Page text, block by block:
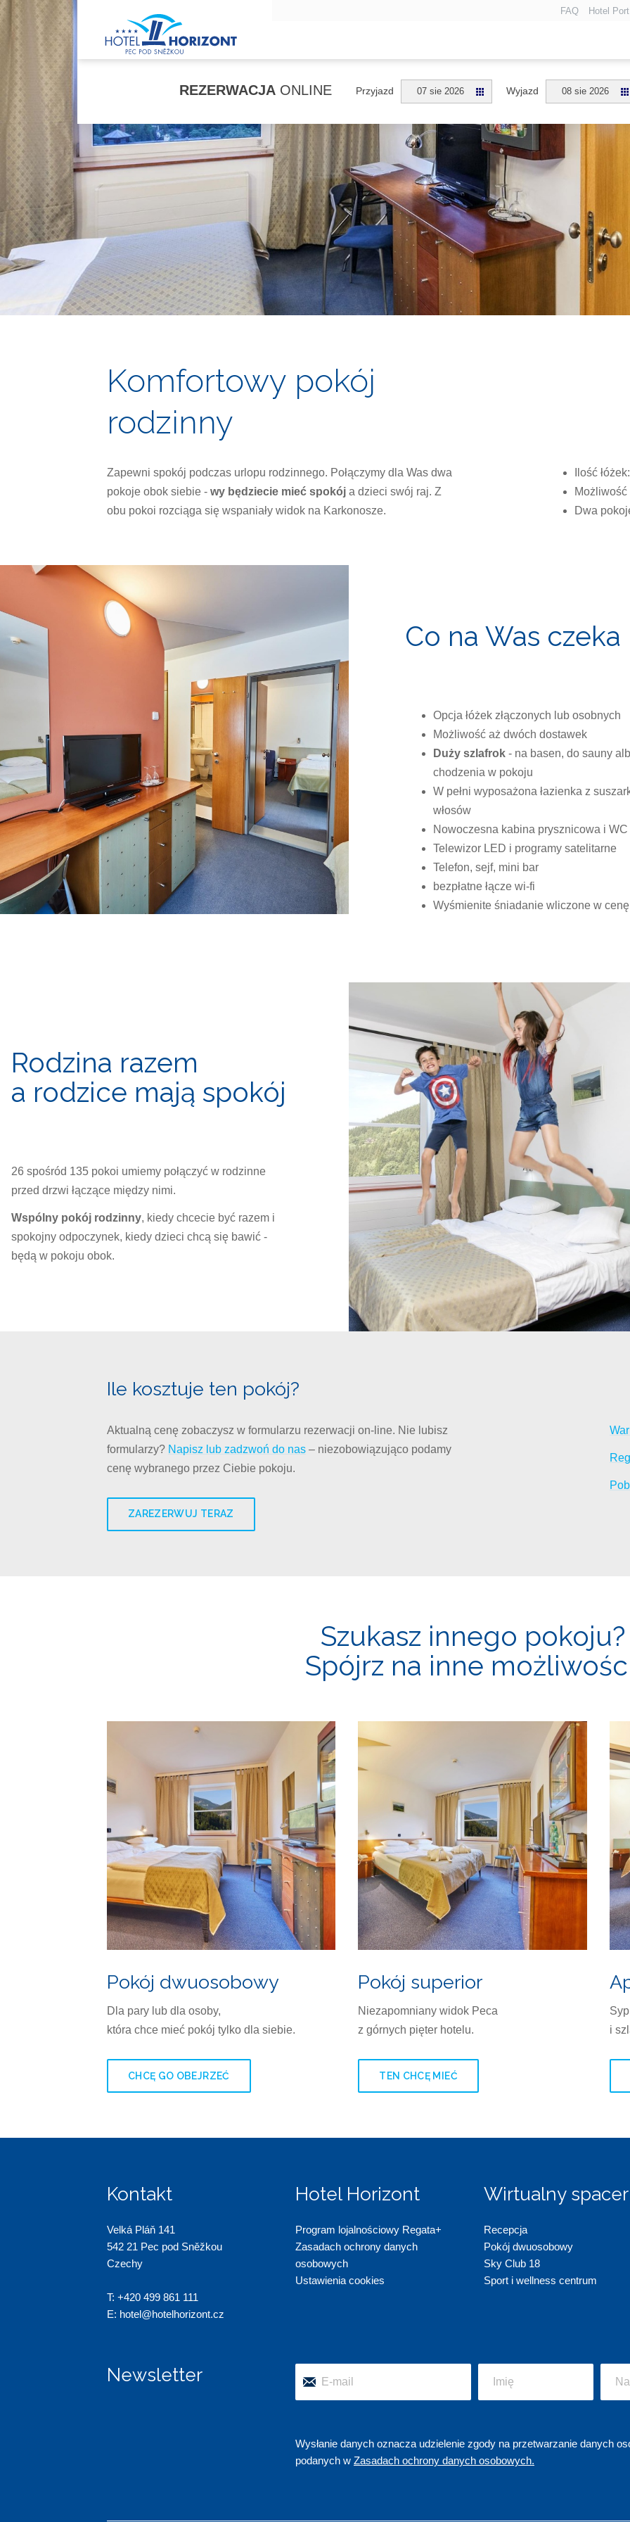
FAQ Hotel
REZERWACJAONLINE Przyjazd 07 sie 2026 Wyjazd 08 sie 2026
Komfortowy pokój
rodzinny
Zapewni spokój podczas urlopu rodzinnego. Połączymy dla Was dwa
pokoje obok siebie - wy będziecie mieć spokój a dzieci swój raj. Z
obu pokoi rozciąga się wspaniały widok na Karkonosze.
Ilość
Dwa
Co na Was czeka
Opcja łóżek złączonych lub osobnych
Możliwość aż dwóch dostawek
Duży szlafrok - na basen, do sauny
chodzenia w pokoju
W pełni wyposażona łazienka z
włosów
Nowoczesna kabina prysznicowa i WC
Telewizor LED i programy satelitarne
Telefon, sejf, mini bar
bezpłatne łącze wi-fi
Wyśmienite śniadanie wliczone w cenę
Rodzina razem
a rodzice mają spokój
26 spośród 135 pokoi umiemy połączyć w rodzinne
przed drzwi łączące między nimi.
Wspólny pokój rodzinny, kiedy chcecie być razem i
spokojny odpoczynek, kiedy dzieci chcą się bawić -
będą w pokoju obok.
Ile kosztuje ten pokój?
Aktualną cenę zobaczysz w formularzu rezerwacji on-line. Nie lubisz
formularzy? Napisz lub zadzwoń do nas – niezobowiązująco podamy
cenę wybranego przez Ciebie pokoju.
ZAREZERWUJ TERAZ
Szukasz innego pokoju?
Spójrz na inne
Pokój dwuosobowy
Dla pary lub dla osoby,
która chce mieć pokój tylko dla siebie.
CHCĘ GO OBEJRZEĆ
Pokój superior
Niezapomniany widok Peca
z górnych pięter hotelu.
TEN CHCĘ MIEĆ
i
Kontakt
Velká Pláň 141
542 21 Pec pod Sněžkou
Czechy
T: +420 499 861 111
E: hotel@hotelhorizont.cz
Hotel Horizont
Program lojalnościowy Regata+
Zasadach ochrony danych
osobowych
Ustawienia cookies
Wirtualny spacer
Recepcja
Pokój dwuosobowy
Sky Club 18
Sport i wellness centrum
Newsletter
Wysłanie danych oznacza udzielenie zgody na przetwarzanie danych
podanych w Zasadach ochrony danych osobowych.